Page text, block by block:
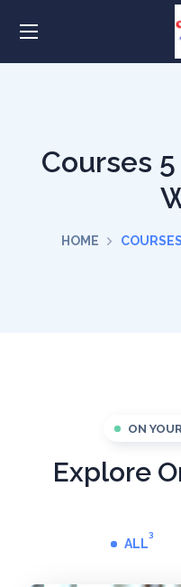
Courses
HOME
ON
Explore
ALL
3